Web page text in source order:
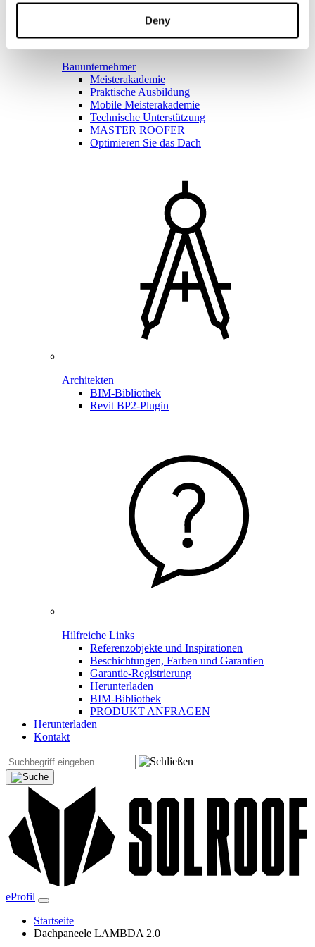
Deny
Bauunternehmer
Meisterakademie
Praktische Ausbildung
Mobile Meisterakademie
Technische Unterstützung
MASTER ROOFER
Optimieren Sie das Dach
Architekten
BIM-Bibliothek
Revit BP2-Plugin
Hilfreiche Links
Referenzobjekte und Inspirationen
Beschichtungen, Farben und Garantien
Garantie-Registrierung
Herunterladen
BIM-Bibliothek
PRODUKT ANFRAGEN
Herunterladen
Kontakt
eProfil
Startseite
Dachpaneele LAMBDA 2.0